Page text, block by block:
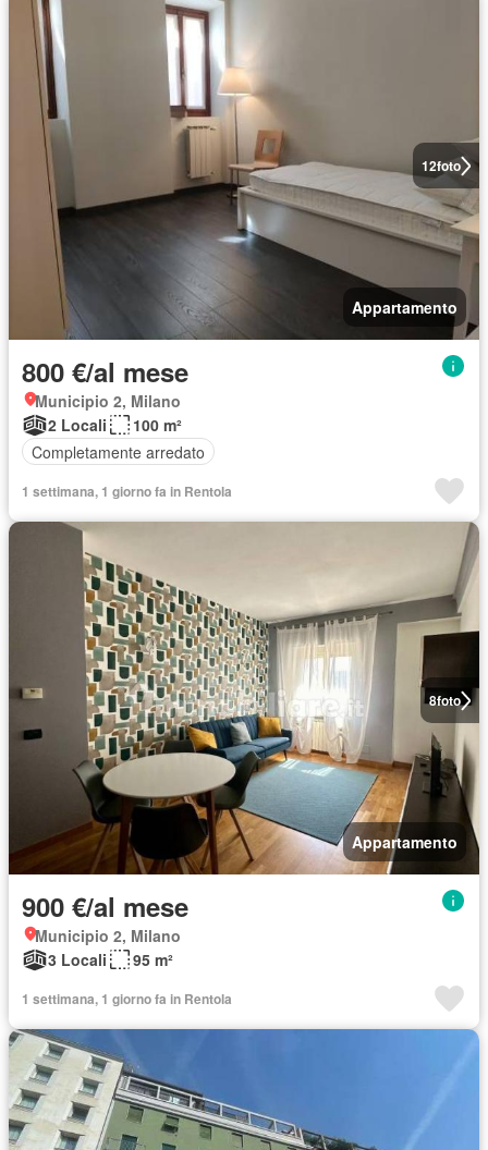
12foto
Appartamento
800 €/al mese
Municipio 2, Milano
2 Locali
100 m²
Completamente arredato
1 settimana, 1 giorno fa in Rentola
8foto
Appartamento
900 €/al mese
Municipio 2, Milano
3 Locali
95 m²
1 settimana, 1 giorno fa in Rentola